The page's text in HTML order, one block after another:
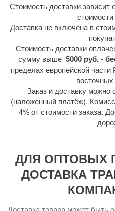
Стоимость доставки зависит
Доставка не включена в
Стоимость доставки
сумму выше 5000 руб. -
пределах европейской
восточных
Заказ и доставку можно
(наложенный платёж).
4% от стоимости заказа.
ДЛЯ ОПТОВЫХ
ДОСТАВКА